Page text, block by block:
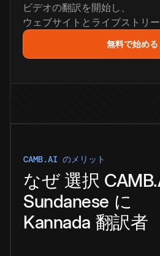
ビデオの翻訳を開始し、
ウェブサイトとライブストリー
無料で始め
CAMB.AI のメリット
なぜ 選択
Sundanese に
Kannada 翻訳者